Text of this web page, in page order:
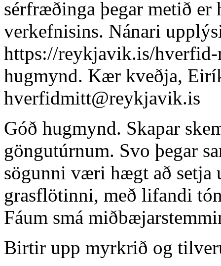
sérfræðinga þegar metið
verkefnisins. Nánari
https://reykjavik.is/
hugmynd. Kær kveðja,
hverfidmitt@reykjavik.is
Góð hugmynd. Skapar
göngutúrnum. Svo þegar
sögunni væri hægt að setja
grasflötinni, með lifandi
Fáum smá
Birtir upp myrkrið og